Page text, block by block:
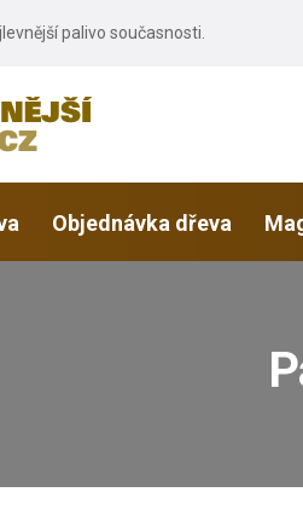
palivo současnosti.
Objednávka dřeva